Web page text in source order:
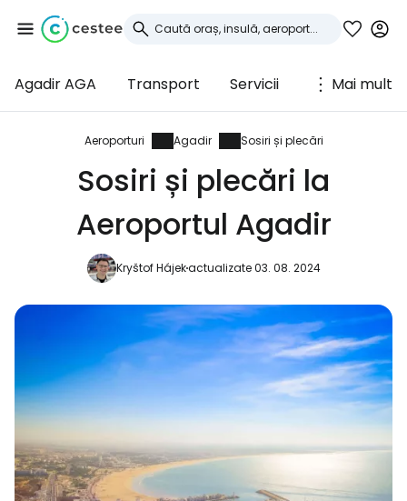
Agadir AGA Transport Servicii Mai mult
Aeroporturi Agadir Sosiri și plecări
Sosiri și plecări la
Aeroportul Agadir
Kryštof Hájekactualizate 03. 08. 2024
Conectați-vă la
Cestee
... comunitatea mondială a călătorilor
Continuați cu Google
Continuați cu Facebook
Continuați cu e-mailul